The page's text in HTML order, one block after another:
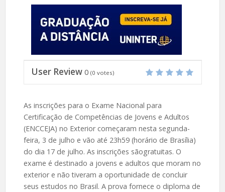
User Review 0 (0 votes)
As inscrições para o Exame Nacional para
Certificação de Competências de Jovens e Adultos
(ENCCEJA) no Exterior começaram nesta segunda-
feira, 3 de julho e vão até 23h59 (horário de Brasília)
do dia 17 de julho. As inscrições sãogratuitas. O
exame é destinado a jovens e adultos que moram no
exterior e não tiveram a oportunidade de concluir
seus estudos no Brasil. A prova fornece o diploma de